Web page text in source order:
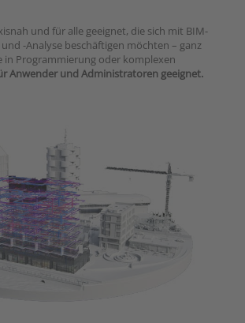
und für alle geeignet, die sich mit BIM-
-Analyse beschäftigen möchten – ganz
in Programmierung oder komplexen
Anwender und Administratoren geeignet.